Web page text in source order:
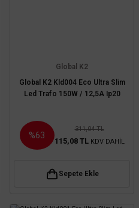
Global K2
Global K2 Kld004 Eco Ultra Slim
Led Trafo 150W / 12,5A Ip20
%63
311,04 TL
115,08 TL KDV DAHİL
Sepete Ekle